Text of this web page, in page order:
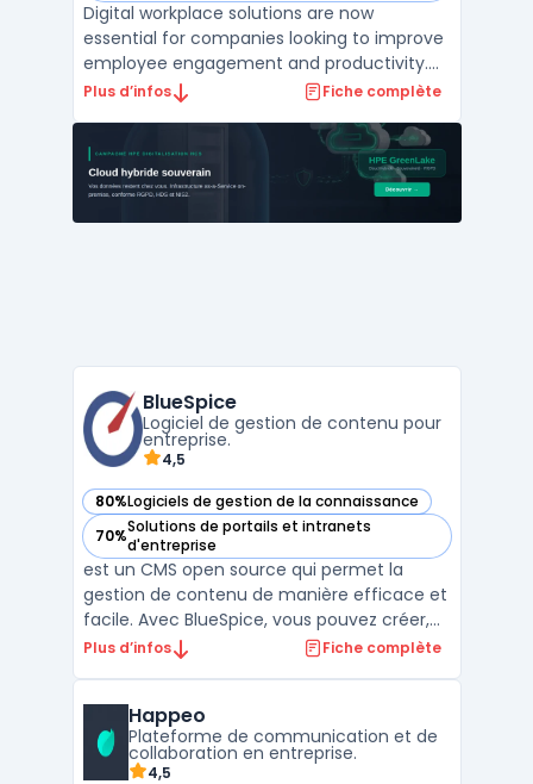
Digital workplace solutions are now
essential for companies looking to improve
employee engagement and productivity.
Hivebrite offers a comprehensive platform
digital ecosystem for their employees. With
features like custom branding, private
social networks ...
Plus d’infos Fiche complète
BlueSpice
Logiciel de gestion de contenu pour
entreprise.
4,5
80%Logiciels de gestion de la connaissance
— voir BlueSpice dans cette catégorie
70%Solutions de portails et intranets
d'entreprise
— voir BlueSpice dans cette catégorie
est un CMS open source qui permet la
gestion de contenu de manière efficace et
facile. Avec BlueSpice, vous pouvez créer,
organiser, modifier et publier du contenu en
simplifier l'édition de contenu, l'ajout de
nouvelles ...
Plus d’infos Fiche complète
Happeo
Plateforme de communication et de
collaboration en entreprise.
4,5